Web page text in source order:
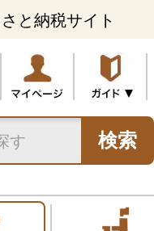
と納税サイト
検索